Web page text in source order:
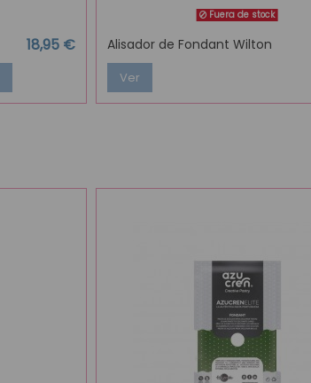
18,95 €
Fuera de stock
Alisador de Fondant Wilton
Ver